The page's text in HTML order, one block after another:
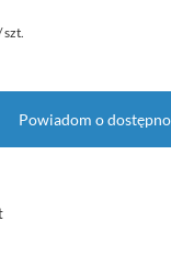
szt.
Powiadom o